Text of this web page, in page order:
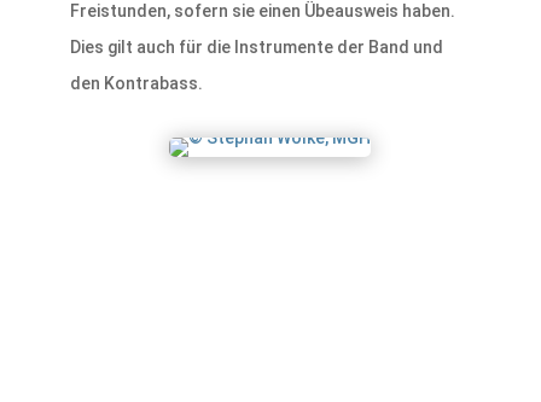
Freistunden, sofern sie einen Übeausweis haben.
Dies gilt auch für die Instrumente der Band und
den Kontrabass.